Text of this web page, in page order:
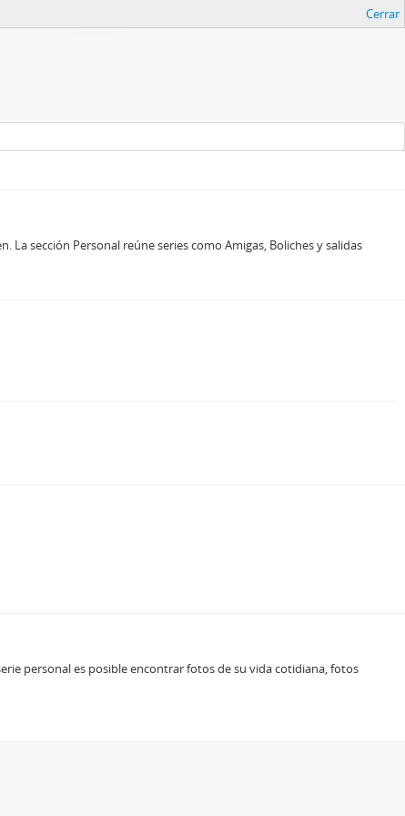
Cerrar
sección Personal reúne series como Amigas, Boliches y salidas
personal es posible encontrar fotos de su vida cotidiana, fotos